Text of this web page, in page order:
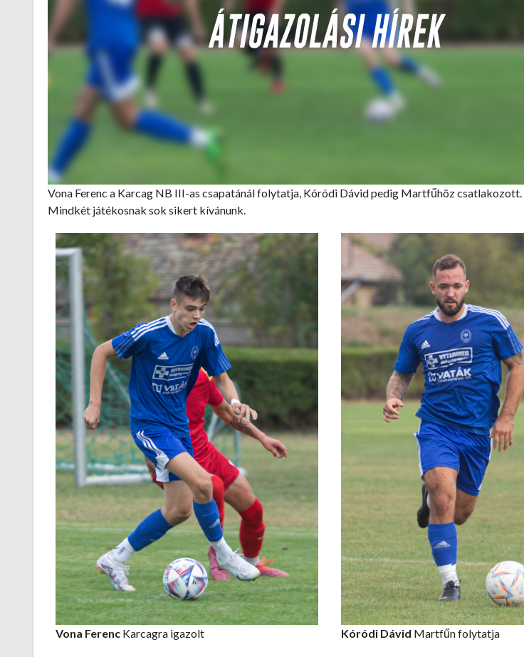
Vona Ferenc a Karcag NB III-as csapatánál folytatja, Kóródi Dávid pedig Martfűhöz csatlakozott.
Mindkét játékosnak sok sikert kívánunk.
Vona Ferenc Karcagra igazolt Kóródi Dávid Martfűn folytatja